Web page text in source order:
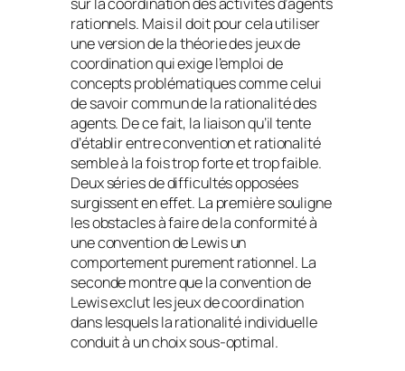
rationnels. Mais il doit pour cela utiliser
une version de la théorie des jeux de
coordination qui exige l’emploi de
concepts problématiques comme celui
de savoir commun de la rationalité des
agents. De ce fait, la liaison qu’il tente
d’établir entre convention et rationalité
semble à la fois trop forte et trop faible.
Deux séries de difficultés opposées
surgissent en effet. La première souligne
les obstacles à faire de la conformité à
une convention de Lewis un
comportement purement rationnel. La
seconde montre que la convention de
Lewis exclut les jeux de coordination
dans lesquels la rationalité individuelle
conduit à un choix sous-optimal.